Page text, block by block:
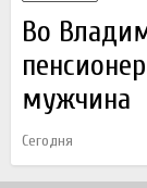
Во
мужчина
Сегодня